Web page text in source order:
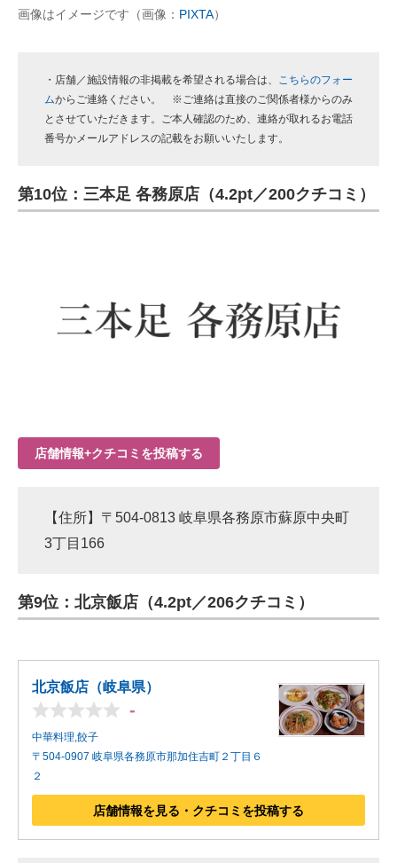
画像はイメージです（画像： PIXTA）
・店舗／施設情報の非掲載を希望される場合は、 こちらのフォー
ムからご連絡ください。 ※ご連絡は直接のご関係者様からのみ
とさせていただきます。ご本人確認のため、連絡が取れるお電話
番号かメールアドレスの記載をお願いいたします。
第10位：三本足 各務原店（4.2pt／200クチコミ）
店舗情報+クチコミを投稿する
【住所】〒504-0813 岐阜県各務原市蘇原中央町
3丁目166
第9位：北京飯店（4.2pt／206クチコミ）
北京飯店（岐阜県）
-
中華料理,餃子
〒504-0907 岐阜県各務原市那加住吉町２丁目６
２
店舗情報を見る・クチコミを投稿する